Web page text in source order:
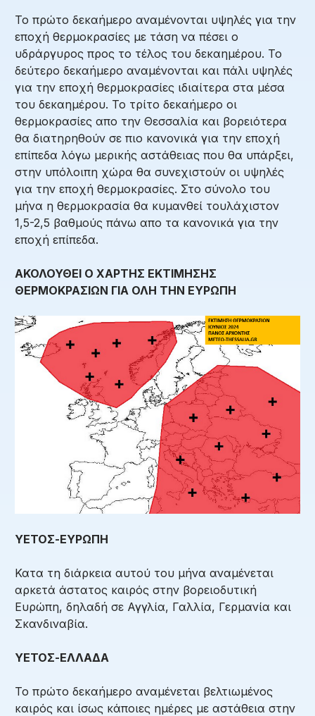
Το πρώτο δεκαήμερο αναμένονται υψηλές για την
εποχή θερμοκρασίες με τάση να πέσει ο
υδράργυρος προς το τέλος του δεκαημέρου. Το
δεύτερο δεκαήμερο αναμένονται και πάλι υψηλές
για την εποχή θερμοκρασίες ιδιαίτερα στα μέσα
του δεκαημέρου. Το τρίτο δεκαήμερο οι
θερμοκρασίες απο την Θεσσαλία και βορειότερα
θα διατηρηθούν σε πιο κανονικά για την εποχή
επίπεδα λόγω μερικής αστάθειας που θα υπάρξει,
στην υπόλοιπη χώρα θα συνεχιστούν οι υψηλές
για την εποχή θερμοκρασίες. Στο σύνολο του
μήνα η θερμοκρασία θα κυμανθεί τουλάχιστον
1,5-2,5 βαθμούς πάνω απο τα κανονικά για την
εποχή επίπεδα.
ΑΚΟΛΟΥΘΕΙ Ο ΧΑΡΤΗΣ ΕΚΤΙΜΗΣΗΣ
ΘΕΡΜΟΚΡΑΣΙΩΝ ΓΙΑ ΟΛΗ ΤΗΝ ΕΥΡΩΠΗ
ΥΕΤΟΣ-ΕΥΡΩΠΗ
Κατα τη διάρκεια αυτού του μήνα αναμένεται
αρκετά άστατος καιρός στην βορειοδυτική
Ευρώπη, δηλαδή σε Αγγλία, Γαλλία, Γερμανία και
Σκανδιναβία.
ΥΕΤΟΣ-ΕΛΛΑΔΑ
Το πρώτο δεκαήμερο αναμένεται βελτιωμένος
καιρός και ίσως κάποιες ημέρες με αστάθεια στην